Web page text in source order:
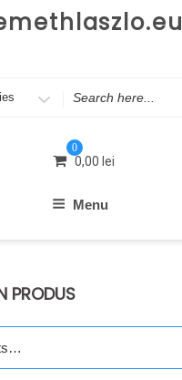
0
0,00 lei
Menu
PRODUS